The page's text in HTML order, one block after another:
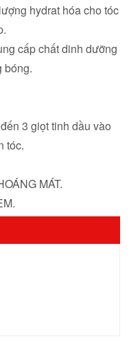
hydrat hóa cho tóc
cấp chất dinh dưỡng
bóng.
3 giọt tinh dầu vào
tóc.
MÁT.